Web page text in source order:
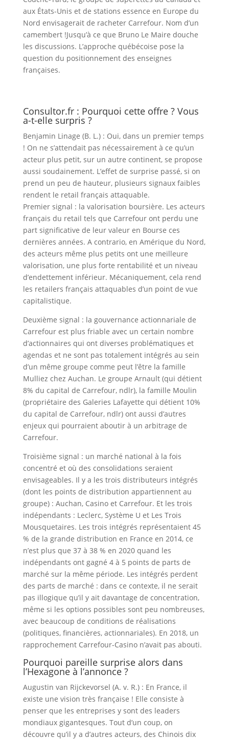
aux États-Unis et de stations essence en Europe du
Nord envisagerait de racheter Carrefour. Nom d’un
camembert !Jusqu’à ce que Bruno Le Maire douche
les discussions. L’approche québécoise pose la
question du positionnement des enseignes
françaises.
Consultor.fr : Pourquoi cette offre ? Vous
a-t-elle surpris ?
Benjamin Linage (B. L.) : Oui, dans un premier temps
! On ne s’attendait pas nécessairement à ce qu’un
acteur plus petit, sur un autre continent, se propose
aussi soudainement. L’effet de surprise passé, si on
prend un peu de hauteur, plusieurs signaux faibles
rendent le retail français attaquable.
Premier signal : la valorisation boursière. Les acteurs
français du retail tels que Carrefour ont perdu une
part significative de leur valeur en Bourse ces
dernières années. A contrario, en Amérique du Nord,
des acteurs même plus petits ont une meilleure
valorisation, une plus forte rentabilité et un niveau
d’endettement inférieur. Mécaniquement, cela rend
les retailers français attaquables d’un point de vue
capitalistique.
Deuxième signal : la gouvernance actionnariale de
Carrefour est plus friable avec un certain nombre
d’actionnaires qui ont diverses problématiques et
agendas et ne sont pas totalement intégrés au sein
d’un même groupe comme peut l’être la famille
Mulliez chez Auchan. Le groupe Arnault (qui détient
8% du capital de Carrefour, ndlr), la famille Moulin
(propriétaire des Galeries Lafayette qui détient 10%
du capital de Carrefour, ndlr) ont aussi d’autres
enjeux qui pourraient aboutir à un arbitrage de
Carrefour.
Troisième signal : un marché national à la fois
concentré et où des consolidations seraient
envisageables. Il y a les trois distributeurs intégrés
(dont les points de distribution appartiennent au
groupe) : Auchan, Casino et Carrefour. Et les trois
indépendants : Leclerc, Système U et Les Trois
Mousquetaires. Les trois intégrés représentaient 45
% de la grande distribution en France en 2014, ce
n’est plus que 37 à 38 % en 2020 quand les
indépendants ont gagné 4 à 5 points de parts de
marché sur la même période. Les intégrés perdent
des parts de marché : dans ce contexte, il ne serait
pas illogique qu’il y ait davantage de concentration,
même si les options possibles sont peu nombreuses,
avec beaucoup de conditions de réalisations
(politiques, financières, actionnariales). En 2018, un
rapprochement Carrefour-Casino n’avait pas abouti.
Pourquoi pareille surprise alors dans
l’Hexagone à l’annonce ?
Augustin van Rijckevorsel (A. v. R.) : En France, il
existe une vision très française ! Elle consiste à
penser que les entreprises y sont des leaders
mondiaux gigantesques. Tout d’un coup, on
découvre qu’il y a d’autres acteurs, des Chinois dix